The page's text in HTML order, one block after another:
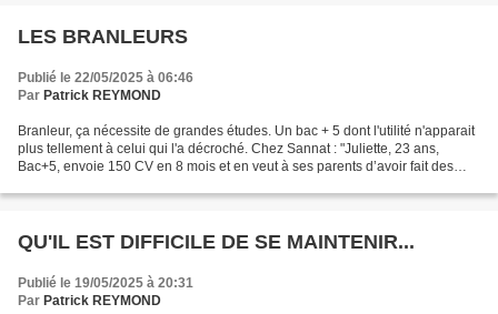
LES BRANLEURS
Publié le 22/05/2025 à 06:46
Par Patrick REYMOND
Branleur, ça nécessite de grandes études. Un bac + 5 dont l'utilité n'apparait
plus tellement à celui qui l'a décroché. Chez Sannat : "Juliette, 23 ans,
Bac+5, envoie 150 CV en 8 mois et en veut à ses parents d’avoir fait des
QU'IL EST DIFFICILE DE SE MAINTENIR...
Publié le 19/05/2025 à 20:31
Par Patrick REYMOND